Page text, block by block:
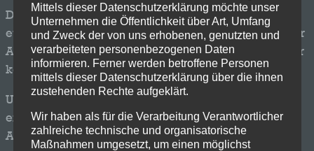
Damit euer Tag völlig stressfrei beginnt, möchten wir
euch vorab über die Parksituation informieren: An der
Arena selbst stehen am gesamten Wochenende leider
keine Parkplätze zur Verfügung.
Um Staus und lange Suchzeiten zu vermeiden,
empfehlen wir euch dringend eine der folgenden
Alternativen für eure Anreise:
Mittels dieser Datenschutzerklärung möchte unser
Unternehmen die Öffentlichkeit über Art, Umfang
und Zweck der von uns erhobenen, genutzten und
verarbeiteten personenbezogenen Daten
informieren. Ferner werden betroffene Personen
mittels dieser Datenschutzerklärung über die ihnen
zustehenden Rechte aufgeklärt.
Wir haben als für die Verarbeitung Verantwortlicher
zahlreiche technische und organisatorische
Maßnahmen umgesetzt, um einen möglichst